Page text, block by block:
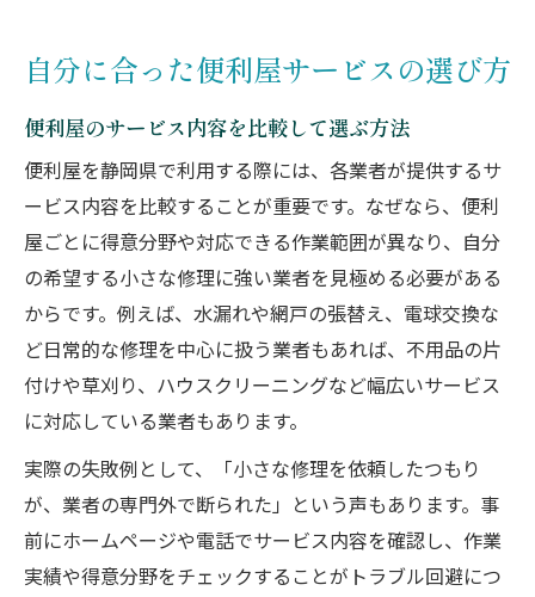
自分に合った便利屋サービスの選び方
便利屋のサービス内容を比較して選ぶ方法
便利屋を静岡県で利用する際には、各業者が提供するサ
ービス内容を比較することが重要です。なぜなら、便利
屋ごとに得意分野や対応できる作業範囲が異なり、自分
の希望する小さな修理に強い業者を見極める必要がある
からです。例えば、水漏れや網戸の張替え、電球交換な
ど日常的な修理を中心に扱う業者もあれば、不用品の片
付けや草刈り、ハウスクリーニングなど幅広いサービス
に対応している業者もあります。
実際の失敗例として、「小さな修理を依頼したつもり
が、業者の専門外で断られた」という声もあります。事
前にホームページや電話でサービス内容を確認し、作業
実績や得意分野をチェックすることがトラブル回避につ